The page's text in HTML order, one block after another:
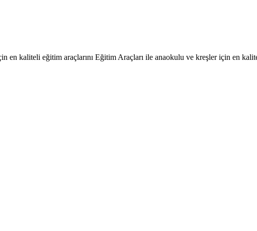
en kaliteli eğitim araçlarını Eğitim Araçları ile anaokulu ve kreşler için en